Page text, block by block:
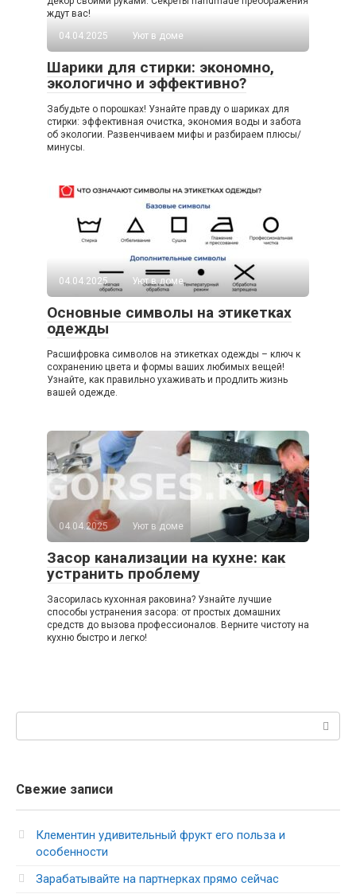
ждут вас!
04.04.2025
Уют в доме
Шарики для стирки: экономно,
экологично и эффективно?
Забудьте о порошках! Узнайте правду о шариках для
стирки: эффективная очистка, экономия воды и забота
об экологии. Развенчиваем мифы и разбираем плюсы/
минусы.
04.04.2025 Уют в доме
Основные символы на этикетках
одежды
Расшифровка символов на этикетках одежды – ключ к
сохранению цвета и формы ваших любимых вещей!
Узнайте, как правильно ухаживать и продлить жизнь
вашей одежде.
04.04.2025 Уют в доме
Засор канализации на кухне: как
устранить проблему
Засорилась кухонная раковина? Узнайте лучшие
способы устранения засора: от простых домашних
средств до вызова профессионалов. Верните чистоту на
кухню быстро и легко!
Свежие записи
Клементин удивительный фрукт его польза и
особенности
Зарабатывайте на партнерках прямо сейчас